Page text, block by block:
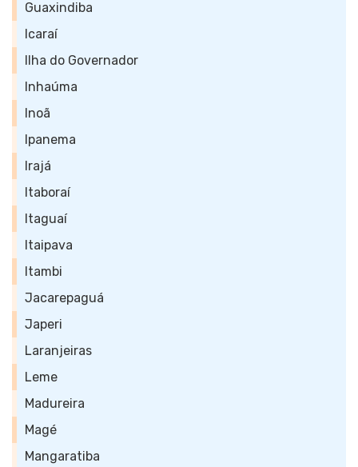
Guaxindiba
Icaraí
Ilha do Governador
Inhaúma
Inoã
Ipanema
Irajá
Itaboraí
Itaguaí
Itaipava
Itambi
Jacarepaguá
Japeri
Laranjeiras
Leme
Madureira
Magé
Mangaratiba